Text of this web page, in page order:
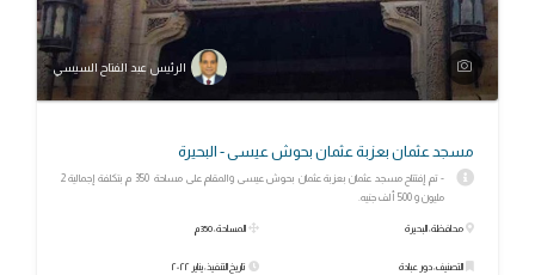
الرئيس عبد الفتاح السيسي
مسجد عثمان بعزبة عثمان بحوش عيسى - البحيرة
- تم إفتتاح مسجد عثمان بعزبة عثمان بحوش عيسى والمقام على مساحة 350 م بتكلفة إجمالية 2
مليون و 500 ألف جنيه.
محافظة: البحيرة
التصنيف: دور عبادة
المساحة: 350 م
تاريخ التنفيذ: يناير ٢٠٢٢